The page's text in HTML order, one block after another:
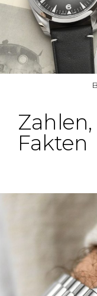
Fakten